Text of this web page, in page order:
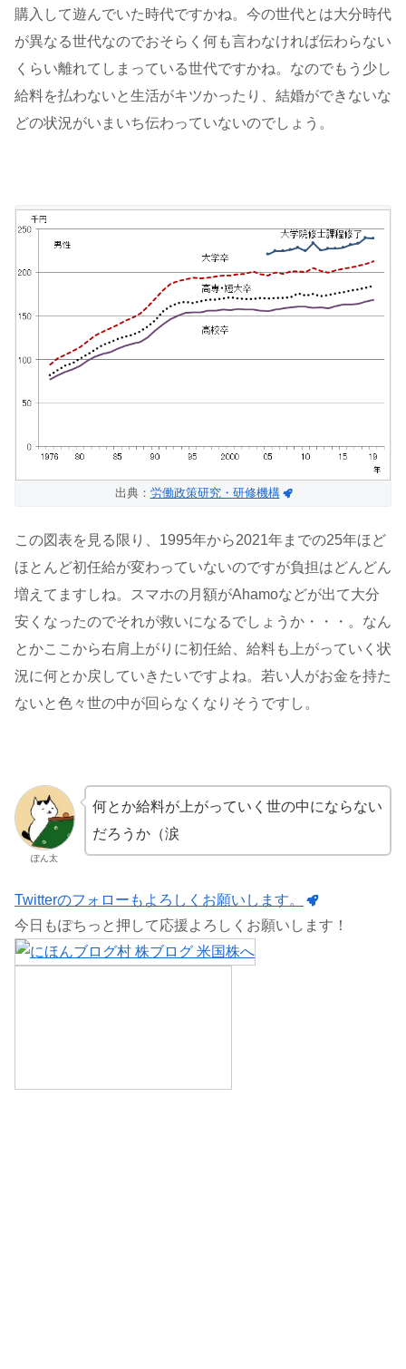
購入して遊んでいた時代ですかね。今の世代とは大分時代
が異なる世代なのでおそらく何も言わなければ伝わらない
くらい離れてしまっている世代ですかね。なのでもう少し
給料を払わないと生活がキツかったり、結婚ができないな
どの状況がいまいち伝わっていないのでしょう。
出典： 労働政策研究・研修機構
この図表を見る限り、1995年から2021年までの25年ほど
ほとんど初任給が変わっていないのですが負担はどんどん
増えてますしね。スマホの月額がAhamoなどが出て大分
安くなったのでそれが救いになるでしょうか・・・。なん
とかここから右肩上がりに初任給、給料も上がっていく状
況に何とか戻していきたいですよね。若い人がお金を持た
ないと色々世の中が回らなくなりそうですし。
ぽん太
何とか給料が上がっていく世の中にならない
だろうか（涙
Twitterのフォローもよろしくお願いします。
今日もぽちっと押して応援よろしくお願いします！